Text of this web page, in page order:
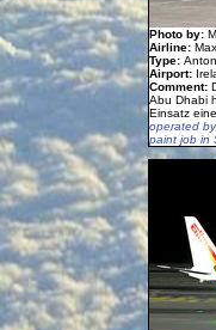
Photo by:
Airline:
Type:
Airport:
Comment:
Abu Dhabi
Einsatz
operated
paint job in